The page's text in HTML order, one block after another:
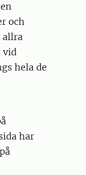
och
allra
vid
hela de
har